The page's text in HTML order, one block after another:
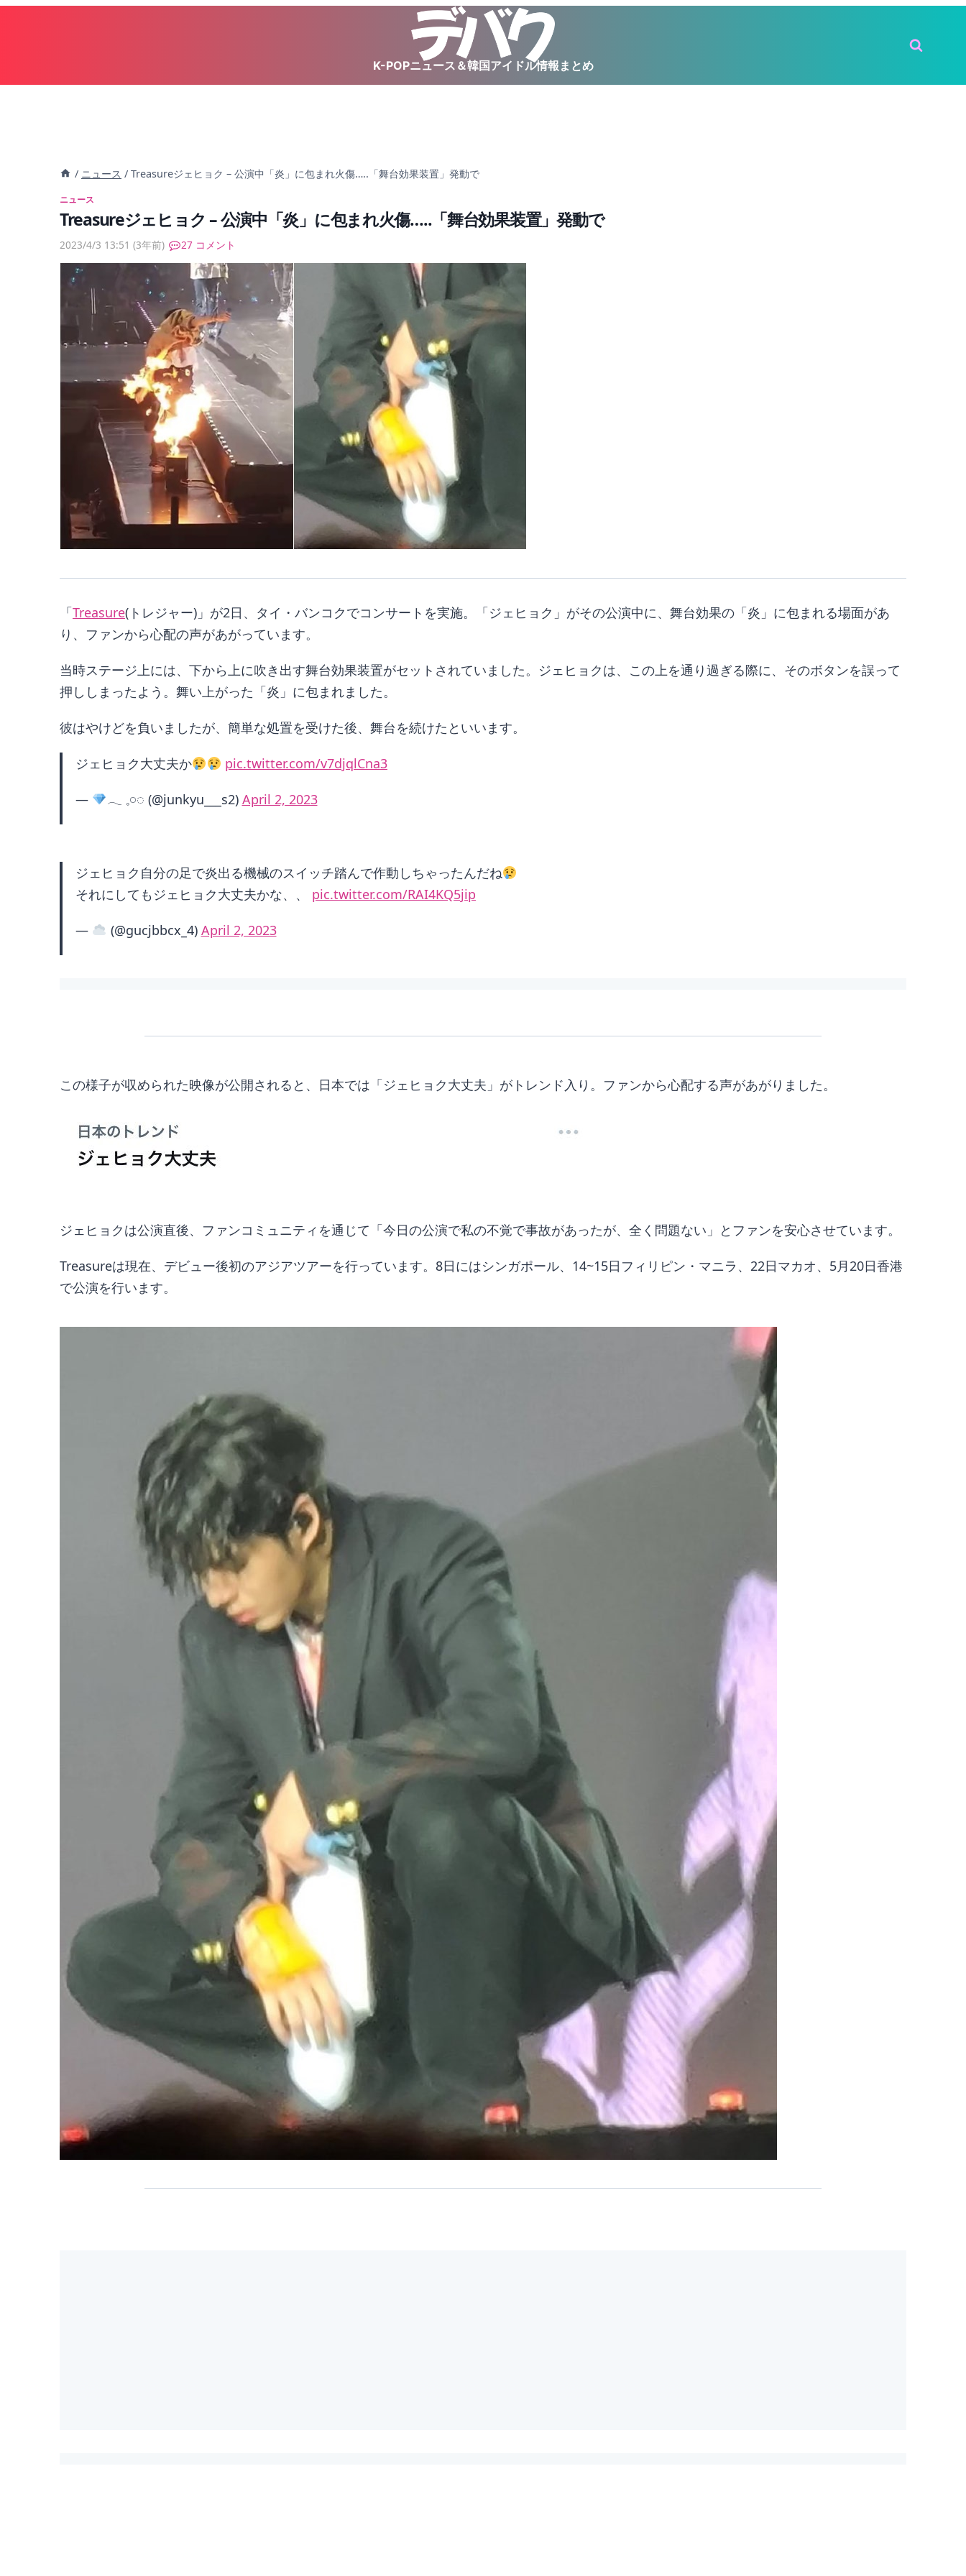
K-POPニュース＆韓国アイドル情報まとめ
/ ニュース / Treasureジェヒョク – 公演中「炎」に包まれ火傷…..「舞台効果装置」発動で
ニュース
Treasureジェヒョク – 公演中「炎」に包まれ火傷…..「舞台効果装置」発動で
2023/4/3 13:51 (3年前) 27 コメント
「Treasure(トレジャー)」が2日、タイ・バンコクでコンサートを実施。「ジェヒョク」がその公演中に、舞台効果の「炎」に包まれる場面があ
り、ファンから心配の声があがっています。
当時ステージ上には、下から上に吹き出す舞台効果装置がセットされていました。ジェヒョクは、この上を通り過ぎる際に、そのボタンを誤って
押ししまったよう。舞い上がった「炎」に包まれました。
彼はやけどを負いましたが、簡単な処置を受けた後、舞台を続けたといいます。
ジェヒョク大丈夫か pic.twitter.com/v7djqlCna3
— 𓂃 𓈒𓏸◌ (@junkyu___s2) April 2, 2023
ジェヒョク自分の足で炎出る機械のスイッチ踏んで作動しちゃったんだね
それにしてもジェヒョク大丈夫かな、、 pic.twitter.com/RAI4KQ5jip
— (@gucjbbcx_4) April 2, 2023
この様子が収められた映像が公開されると、日本では「ジェヒョク大丈夫」がトレンド入り。ファンから心配する声があがりました。
ジェヒョクは公演直後、ファンコミュニティを通じて「今日の公演で私の不覚で事故があったが、全く問題ない」とファンを安心させています。
Treasureは現在、デビュー後初のアジアツアーを行っています。8日にはシンガポール、14~15日フィリピン・マニラ、22日マカオ、5月20日香港
で公演を行います。